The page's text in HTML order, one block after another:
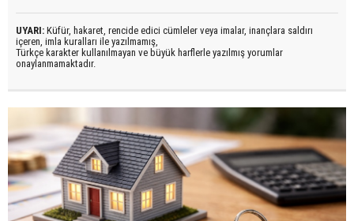
UYARI: Küfür, hakaret, rencide edici cümleler veya imalar, inançlara saldırı
içeren, imla kuralları ile yazılmamış,
Türkçe karakter kullanılmayan ve büyük harflerle yazılmış yorumlar
onaylanmamaktadır.